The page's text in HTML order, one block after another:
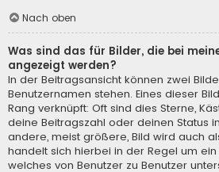
Nach oben
Was sind das für Bilder, die bei
angezeigt werden?
In der Beitragsansicht können zwei
Benutzernamen stehen. Eines dieser
Rang verknüpft: Oft sind dies Sterne,
deine Beitragszahl oder deinen Status
andere, meist größere, Bild wird auch
handelt sich hierbei in der Regel um
welches von Benutzer zu Benutzer